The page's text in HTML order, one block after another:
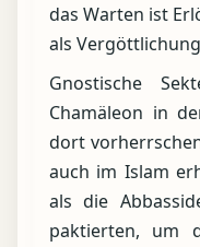
das Warten ist
als
Gnostische
Chamäleon in
dort
auch im Islam
als die
paktierten, um